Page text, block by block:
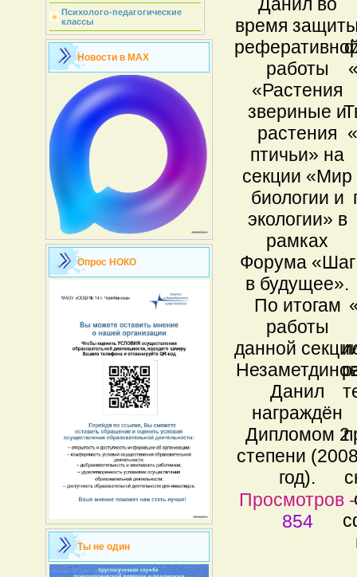
Психолого-педагогические
классы
Новости в MAX
Опрос НОКО
Ты не один
время
работы
«Растения
звериные и
растения
птичьи» на
секции «Мир
биологии и
экологии» в
рамках
Форума «Шаг
в будущее».
По итогам
работы
данной
Данил
награждён
Дипломом 2
степени
год).
Просмотров -
854